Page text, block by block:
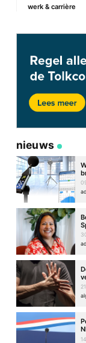
werk & carrière
nieuws